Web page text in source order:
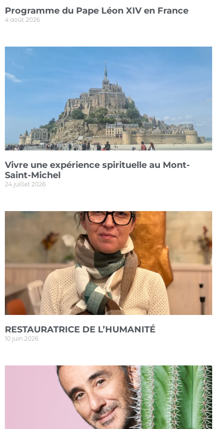
Programme du Pape Léon XIV en France
4 août 2026
Vivre une expérience spirituelle au Mont-
Saint-Michel
24 juillet 2026
RESTAURATRICE DE L’HUMANITÉ
10 juin 2026